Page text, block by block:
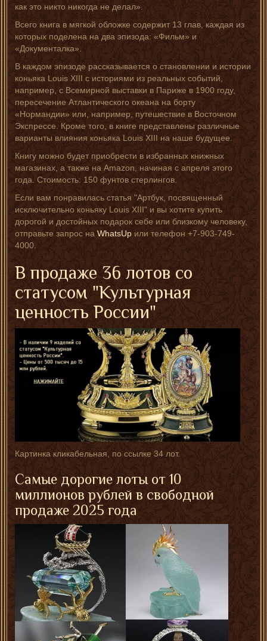
как это никто никогда не делал».
Всего книга в мягкой обложке содержит 13 глав, каждая из
которых поделена на два эпизода: «Фильм» и
«Документалка».
В каждом эпизоде рассказывается о становлении и истории
коньяка Louis XIII с историями из реальных событий,
например, с Всемирной выставки в Париже в 1900 году,
пересечение Атлантического океана на борту
«Нормандии» или, например, путешествие в Восточном
Экспрессе. Кроме того, в книге представлены различные
варианты влияния коньяка Louis XIII на наше будущее.
Книгу можно будет приобрести в избранных книжных
магазинах, а также на Amazon, начиная с апреля этого
года. Стоимость: 150 фунтов стерлингов.
Если вам понравилась статья "Артбук, посвященный
исключительно коньяку Louis XIII" и вы хотите купить
дорогой и достойных подарок себе или близкому человеку,
отправьте запрос наWhatsUpили телефон +7-903-749-
4000.
В продаже 36 лотов со
статусом "Культурная
ценность России"
Картинка кликабельная, по ссылке 34 лот.
Самые дорогие лоты от 10
миллионов рублей в свободной
продаже 2025 года